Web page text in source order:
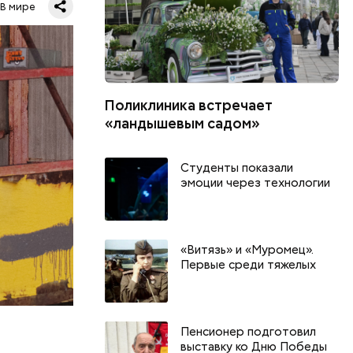
В мире
Бабич.
Поликлиника встречает
«ландышевым садом»
Студенты показали
эмоции через технологии
«Витязь» и «Муромец».
Первые среди тяжелых
Пенсионер подготовил
выставку ко Дню Победы